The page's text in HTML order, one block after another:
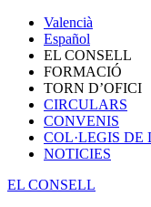
Valencià
Español
EL CONSELL
FORMACIÓ
TORN D’OFICI
CIRCULARS
CONVENIS
COL·LEGIS DE
NOTICIES
EL CONSELL